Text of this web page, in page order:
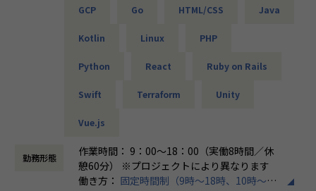
＜安心のサポート体制＞
└配属先はチーム＋教育係体制で、すぐ相談できる環境を整
└入社直後は毎月、その後は隔月で面談。業務・人間関係・
・チャットで気軽に相談OK
└日常的に連絡しやすく、安心して話せる関係性を構築。
・トラブル時は当日中に対応
回の面談を通じて方向性を確認しながら、段階的にマネジメ
ら活躍している社員も多数。女性管理職も在籍しており、年
齢や性別を問わずフェアに評価される環境です。
＜チーム組織構成＞
入社後は原則2名以上のチームに配属されるため、一人現場
や丸投げはないです。
また、経験値に応じて先輩がフォローに入り、定例MTGやチ
GCP Go HTML/CSS Java
Kotlin Linux PHP
Python React Ruby on Rails
Swift Terraform Unity
Vue.js
勤務形態
作業時間： 9：00～18：00（実働8時間／休
憩60分） ※プロジェクトにより異なります
働き方： 固定時間制（9時～18時、10時～19